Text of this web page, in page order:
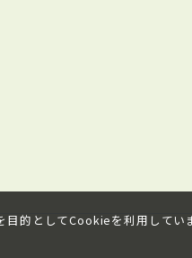
目的としてCookieを利用して